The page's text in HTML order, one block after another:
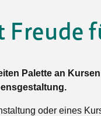
Unterstützung
Stadt
Freude
Palette an
oder eines